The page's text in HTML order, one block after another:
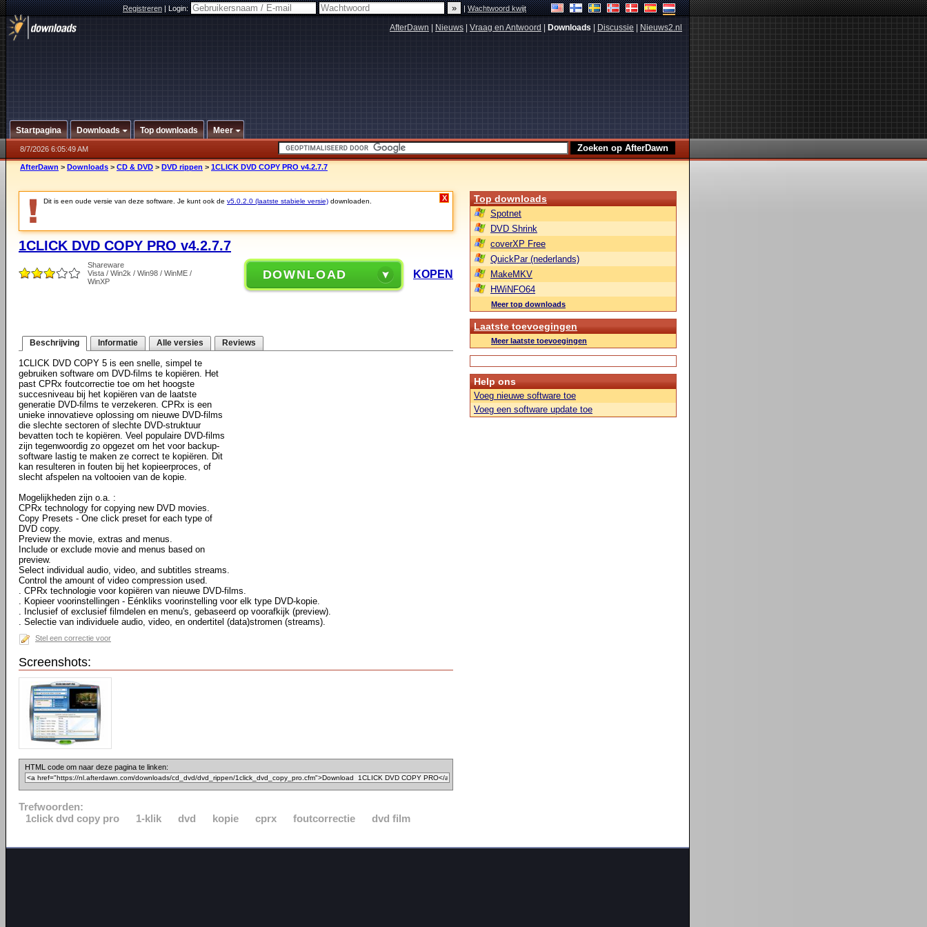
Registreren|Login: |Wachtwoord kwijt
AfterDawn Nieuws Vraag en Antwoord Downloads Discussie Nieuws2.nl
Startpagina Downloads Top downloads Meer
8/7/2026 6:05:49 AM
AfterDawn > Downloads > CD & DVD > DVD rippen > 1CLICK DVD COPY PRO v4.2.7.7
Dit is een oude versie van deze software. Je kunt ook de v5.0.2.0 (laatste stabiele versie) downloaden. X
1CLICK DVD COPY PRO v4.2.7.7
Shareware
Vista / Win2k / Win98 / WinME /
WinXP
DOWNLOAD KOPEN
Beschrijving Informatie Alle versies Reviews
1CLICK DVD COPY 5 is een snelle, simpel te
gebruiken software om DVD-films te kopiëren. Het
past CPRx foutcorrectie toe om het hoogste
succesniveau bij het kopiëren van de laatste
generatie DVD-films te verzekeren. CPRx is een
unieke innovatieve oplossing om nieuwe DVD-films
die slechte sectoren of slechte DVD-struktuur
bevatten toch te kopiëren. Veel populaire DVD-films
zijn tegenwoordig zo opgezet om het voor backup-
software lastig te maken ze correct te kopiëren. Dit
kan resulteren in fouten bij het kopieerproces, of
slecht afspelen na voltooien van de kopie.
Mogelijkheden zijn o.a. :
CPRx technology for copying new DVD movies.
Copy Presets - One click preset for each type of
DVD copy.
Preview the movie, extras and menus.
Include or exclude movie and menus based on
preview.
Select individual audio, video, and subtitles streams.
Control the amount of video compression used.
. CPRx technologie voor kopiëren van nieuwe DVD-films.
. Kopieer voorinstellingen - Eénkliks voorinstelling voor elk type DVD-kopie.
. Inclusief of exclusief filmdelen en menu's, gebaseerd op voorafkijk (preview).
. Selectie van individuele audio, video, en ondertitel (data)stromen (streams).
Stel een correctie voor
Screenshots:
HTML code om naar deze pagina te linken:
Trefwoorden:
1click dvd copy pro
1-klik dvd kopie cprx foutcorrectie dvd film
Top downloads
Spotnet
DVD Shrink
coverXP Free
QuickPar (nederlands)
MakeMKV
HWiNFO64
Meer top downloads
Laatste toevoegingen
Meer laatste toevoegingen
Help ons
Voeg nieuwe software toe
Voeg een software update toe